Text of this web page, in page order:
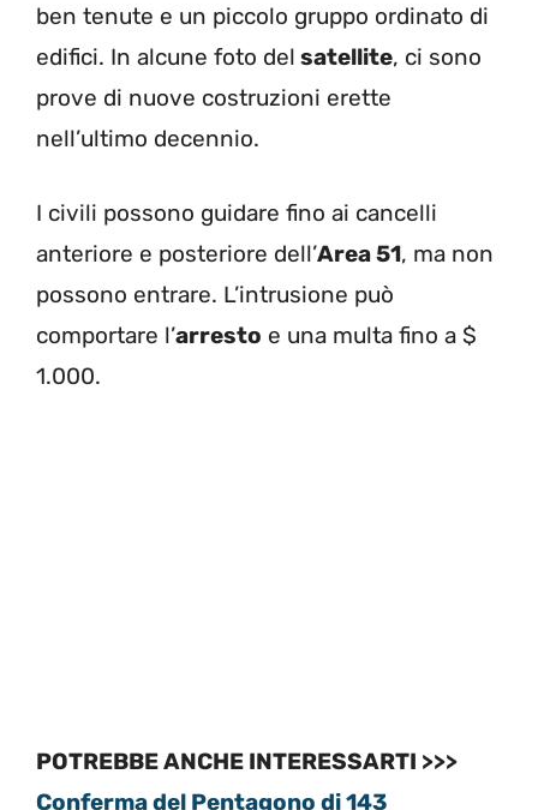
ben tenute e un piccolo gruppo ordinato di
edifici. In alcune foto del satellite, ci sono
prove di nuove costruzioni erette
nell’ultimo decennio.
I civili possono guidare fino ai cancelli
anteriore e posteriore dell’Area 51, ma non
possono entrare. L’intrusione può
comportare l’arresto e una multa fino a $
1.000.
POTREBBE ANCHE INTERESSARTI >>>
Conferma del Pentagono di 143